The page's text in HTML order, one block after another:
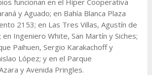
y Aguado; en Bahía Blanca Plaza
2153; en Las Tres Villas, Agustín de
Ingeniero White, San Martín y Siches;
Paihuen, Sergio Karakachoff y
López; y en el Parque
y Avenida Pringles.